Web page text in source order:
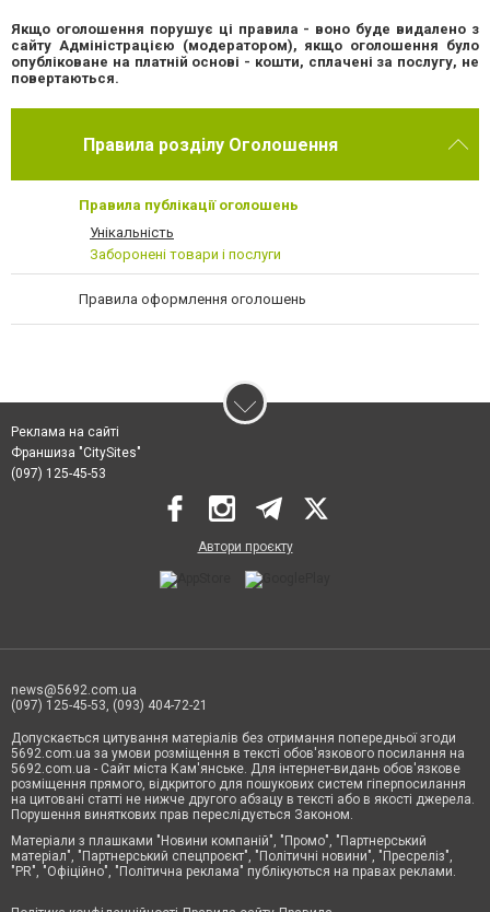
Якщо оголошення порушує ці правила - воно буде видалено з
сайту Адміністрацією (модератором), якщо оголошення було
опубліковане на платній основі - кошти, сплачені за послугу, не
повертаються.
Правила розділу Оголошення
Правила публікації оголошень
Унікальність
Заборонені товари і послуги
Правила оформлення оголошень
Реклама на сайті
Франшиза "CitySites"
(097) 125-45-53
Автори проєкту
news@5692.com.ua
(097) 125-45-53, (093) 404-72-21
Допускається цитування матеріалів без отримання попередньої згоди
5692.com.ua за умови розміщення в тексті обов'язкового посилання на
5692.com.ua - Сайт міста Кам'янське. Для інтернет-видань обов'язкове
розміщення прямого, відкритого для пошукових систем гіперпосилання
на цитовані статті не нижче другого абзацу в тексті або в якості джерела.
Порушення виняткових прав переслідується Законом.
Матеріали з плашками "Новини компаній", "Промо", "Партнерський
матеріал", "Партнерський спецпроєкт", "Політичні новини", "Пресреліз",
"PR", "Офіційно", "Політична реклама" публікуються на правах реклами.